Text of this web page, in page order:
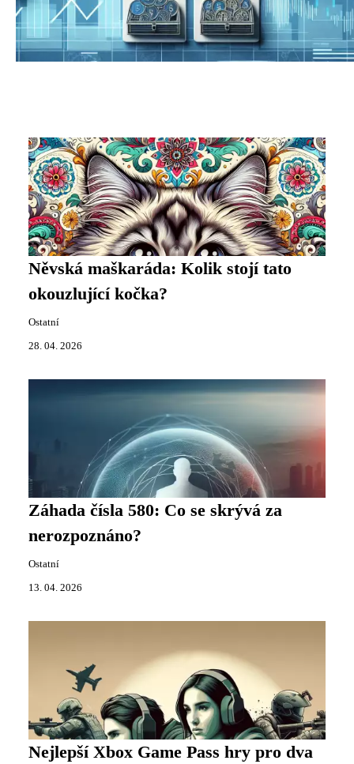
Něvská maškaráda: Kolik stojí tato
okouzlující kočka?
Ostatní
28. 04. 2026
Záhada čísla 580: Co se skrývá za
nerozpoznáno?
Ostatní
13. 04. 2026
Nejlepší Xbox Game Pass hry pro dva